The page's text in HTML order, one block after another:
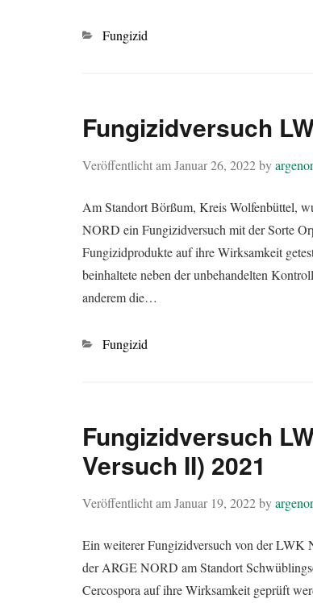
Kategorien
Fungizid
Fungizidversuch
Veröffentlicht amJanuar 26, 2022by
Am Standort Börßum, Kreis Wolfenbüttel,
NORD ein Fungizidversuch mit der Sorte
Fungizidprodukte auf ihre Wirksamkeit
beinhaltete neben der unbehandelten
anderem die…
Kategorien
Fungizid
Fungizidversuch
Versuch II) 2021
Veröffentlicht amJanuar 19, 2022by
Ein weiterer Fungizidversuch von der LWK
der ARGE NORD am Standort
Cercospora auf ihre Wirksamkeit geprüft